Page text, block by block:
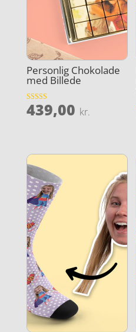
Personlig Chokolade
med Billede
Vurderet
4.9
439,00 kr.